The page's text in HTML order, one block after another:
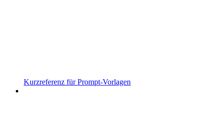
Kurzreferenz für Prompt-Vorlagen